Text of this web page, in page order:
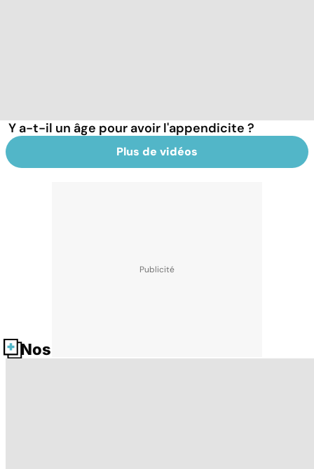
Y a-t-il un âge pour avoir l'appendicite ?
Plus de vidéos
Nos fiches santé